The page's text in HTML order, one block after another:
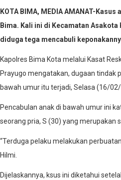
Share
KOTA BIMA, MEDIA AMANAT-
Bima. Kali ini di Kecamatan
diduga tega mencabuli
Kapolres Bima Kota melalui Kasat
Prayugo mengatakan, dugaan tindak
bawah umur itu terjadi, Selasa (16/02/
Pencabulan anak di bawah umur ini
seorang pria, S (30) yang merupakan
“Terduga pelaku melakukan
Hilmi.
Dijelaskannya, ksus ini diketahui